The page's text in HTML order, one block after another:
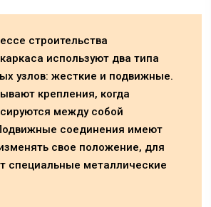
строительства
используют два типа
узлов: жесткие и подвижные.
крепления, когда
между собой
соединения имеют
свое положение, для
специальные металлические